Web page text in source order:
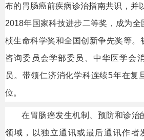
布的胃肠癌前疾病诊治指南共识，并
2018年国家科技进步二等奖，成为
桢生命科学奖和全国创新争先奖等。
咨询委员会学部委员、中华医学会
员。带领仁济消化学科连续5年在复
位。
在胃肠癌发生机制、预防和诊治
领域，以独立通讯或最后通讯作者